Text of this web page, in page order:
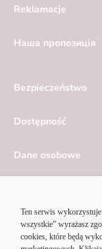
Reklamacje
Hаша пропозиція
Bezpieczeństwo
Dostępność
Dane osobowe
Ustawienia cookies